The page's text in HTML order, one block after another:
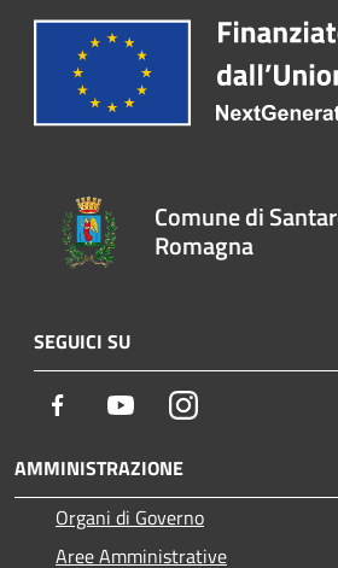
Comune di
Romagna
SEGUICI SU
Facebook YoutubeInstagram
AMMINISTRAZIONE
Organi di Governo
Aree Amministrative